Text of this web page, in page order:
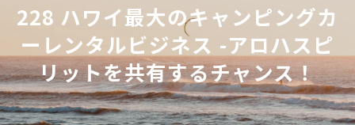
228 ハワイ最大のキャンピングカ
ーレンタルビジネス -アロハスピ
リットを共有するチャンス！